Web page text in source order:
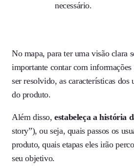
necessário.
No mapa, para ter uma visão clara
importante contar com informações
ser resolvido, as características dos
do produto.
Além disso,estabeleça a história
story”), ou seja, quais passos os
produto, quais etapas eles irão
seu objetivo.